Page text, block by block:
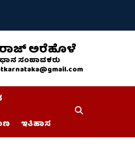
ಅರೆಹೊಳೆ
ಸಂಪಾದಕರು
ಇತಿಹಾಸ